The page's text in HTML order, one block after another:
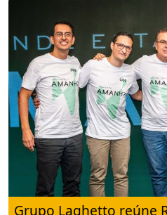
Grupo Laghetto reúne